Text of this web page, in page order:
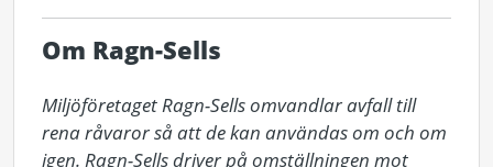
Om Ragn-Sells
Miljöföretaget Ragn-Sells omvandlar avfall till
rena råvaror så att de kan användas om och om
igen. Ragn-Sells driver på omställningen mot